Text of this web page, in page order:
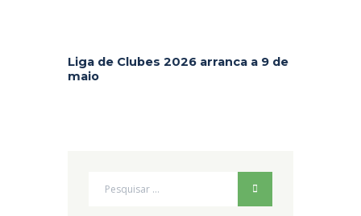
Liga de Clubes 2026 arranca a 9 de
maio